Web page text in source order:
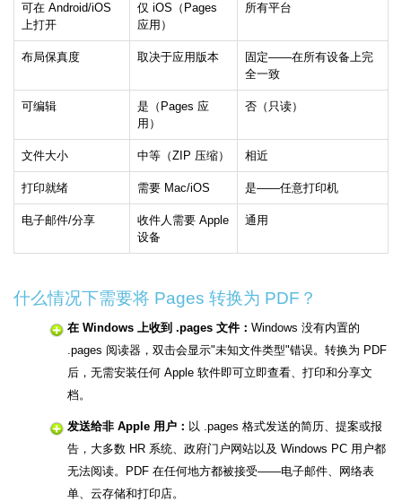
可在 Android/iOS
上打开
仅 iOS（Pages
应用）
所有平台
布局保真度 取决于应用版本
固定——在所有设备上完
全一致
可编辑
是（Pages 应
用）
否（只读）
文件大小 中等（ZIP 压缩） 相近
打印就绪 需要 Mac/iOS 是——任意打印机
电子邮件/分享
收件人需要 Apple
设备
通用
什么情况下需要将 Pages 转换为 PDF？
在 Windows 上收到 .pages 文件： Windows 没有内置的
.pages 阅读器，双击会显示"未知文件类型"错误。转换为 PDF
后，无需安装任何 Apple 软件即可立即查看、打印和分享文
档。
发送给非 Apple 用户： 以 .pages 格式发送的简历、提案或报
告，大多数 HR 系统、政府门户网站以及 Windows PC 用户都
无法阅读。PDF 在任何地方都被接受——电子邮件、网络表
单、云存储和打印店。